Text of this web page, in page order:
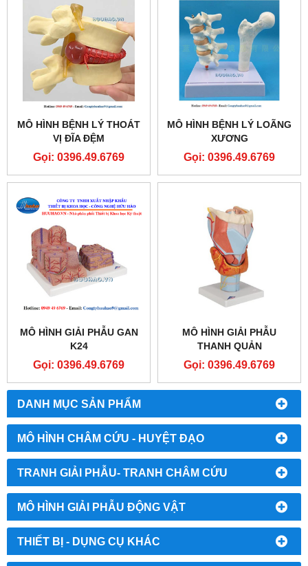
DANH MỤC SẢN PHẨM
MÔ HÌNH CHÂM CỨU - HUYỆT ĐẠO
TRANH GIẢI PHẪU- TRANH CHÂM CỨU
MÔ HÌNH GIẢI PHẪU ĐỘNG VẬT
THIẾT BỊ - DỤNG CỤ KHÁC
MÔ HÌNH BỆNH LÝ THOÁT
VỊ ĐĨA ĐỆM
Gọi: 0396.49.6769
MÔ HÌNH BỆNH LÝ LOÃNG
XƯƠNG
Gọi: 0396.49.6769
MÔ HÌNH GIẢI PHẪU GAN
K24
Gọi: 0396.49.6769
MÔ HÌNH GIẢI PHẪU
THANH QUẢN
Gọi: 0396.49.6769